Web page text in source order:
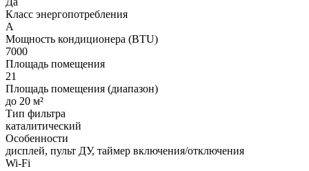
Класс энергопотребления
A
Мощность кондиционера (BTU)
7000
Площадь помещения
21
Площадь помещения (диапазон)
до 20 м²
Тип фильтра
каталитический
Особенности
дисплей, пульт ДУ, таймер включения/отключения
Wi-Fi